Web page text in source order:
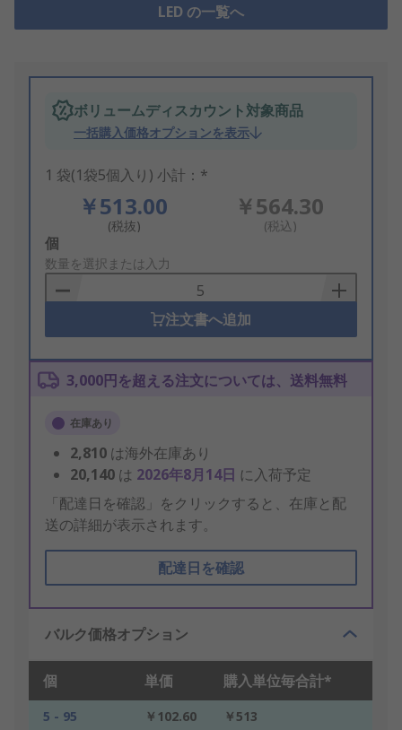
LED の一覧へ
ボリュームディスカウント対象商品
一括購入価格オプションを表示
1 袋(1袋5個入り) 小計：*
￥513.00
(税抜)
￥564.30
(税込)
Add
to
Basket
個
数量を選択または入力
注文書へ追加
3,000円を超える注文については、送料無料
在庫あり
2,810 は海外在庫あり
20,140 は 2026年8月14日 に入荷予定
「配達日を確認」をクリックすると、在庫と配
送の詳細が表示されます。
配達日を確認
バルク価格オプション
個 単価 購入単位毎合計*
5 - 95 ￥102.60
￥513